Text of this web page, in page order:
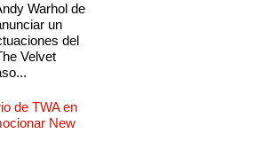
Warhol de
un
del
Velvet
de TWA en
New